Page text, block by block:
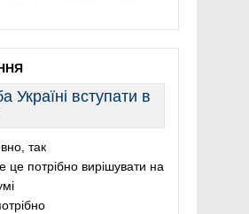
Україні вступати в
так
це потрібно вирішувати на